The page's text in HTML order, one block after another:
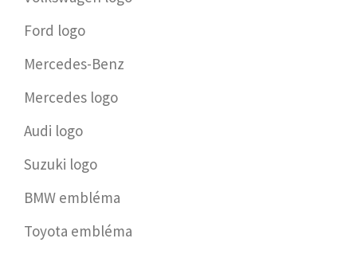
Ford logo
Mercedes-Benz
Mercedes logo
Audi logo
Suzuki logo
BMW embléma
Toyota embléma